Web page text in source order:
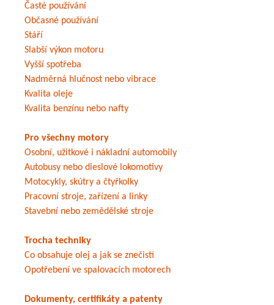
Časté používání
Občasné používání
Stáří
Slabší výkon motoru
Vyšší spotřeba
Nadměrná hlučnost nebo vibrace
Kvalita oleje
Kvalita benzínu nebo nafty
Pro všechny motory
Osobní, užitkové i nákladní automobily
Autobusy nebo dieslové lokomotivy
Motocykly, skútry a čtyřkolky
Pracovní stroje, zařízení a linky
Stavební nebo zemědělské stroje
Trocha techniky
Co obsahuje olej a jak se znečistí
Opotřebení ve spalovacích motorech
Dokumenty, certifikáty a patenty